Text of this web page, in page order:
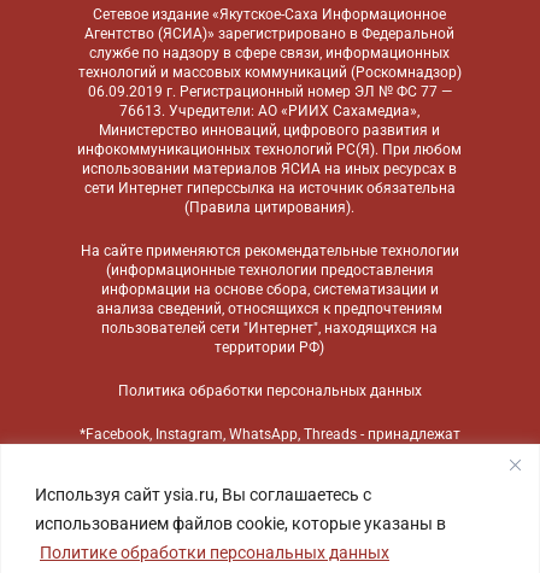
Используя сайт ysia.ru, Вы соглашаетесь с
использованием файлов cookie, которые указаны в
Политике обработки персональных данных
Сетевое издание «Якутское-Саха Информационное
Агентство (ЯСИА)» зарегистрировано в Федеральной
службе по надзору в сфере связи, информационных
технологий и массовых коммуникаций (Роскомнадзор)
06.09.2019 г. Регистрационный номер ЭЛ № ФС 77 —
76613. Учредители: АО «РИИХ Сахамедиа»,
Министерство инноваций, цифрового развития и
инфокоммуникационных технологий РС(Я). При любом
использовании материалов ЯСИА на иных ресурсах в
сети Интернет гиперссылка на источник обязательна
(Правила цитирования).
На сайте применяются рекомендательные технологии
(информационные технологии предоставления
информации на основе сбора, систематизации и
анализа сведений, относящихся к предпочтениям
пользователей сети "Интернет", находящихся на
территории РФ)
Политика обработки персональных данных
*Facebook, Instagram, WhatsApp, Threads - принадлежат